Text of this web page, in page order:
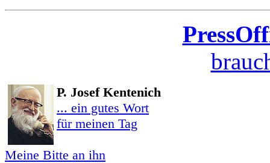
P. Josef Kentenich
... ein gutes Wort
für meinen Tag
Meine Bitte an ihn